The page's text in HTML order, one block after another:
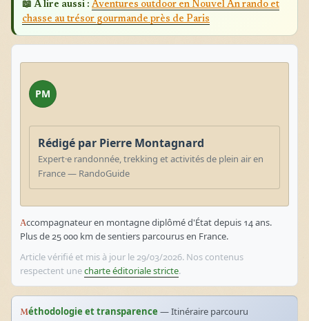
📖 À lire aussi : Aventures outdoor en Nouvel An rando et
chasse au trésor gourmande près de Paris
PM
Rédigé par Pierre Montagnard
Expert·e randonnée, trekking et activités de plein air en
France — RandoGuide
Accompagnateur en montagne diplômé d'État depuis 14 ans.
Plus de 25 000 km de sentiers parcourus en France.
Article vérifié et mis à jour le 29/03/2026. Nos contenus
respectent unecharte éditoriale stricte.
Méthodologie et transparence — Itinéraire parcouru